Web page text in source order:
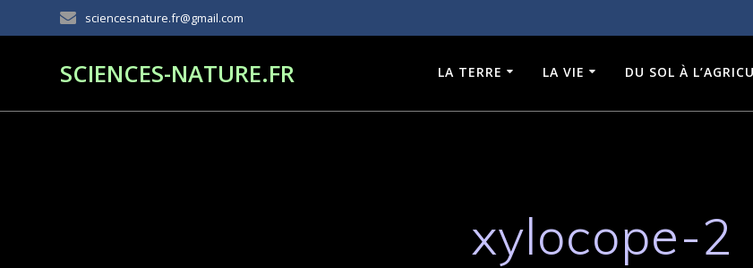
au
sciencesnature.fr@gmail.com
SCIENCES-NATURE.FR LA TERRE LA VIE DU SOL À
xylocope-2